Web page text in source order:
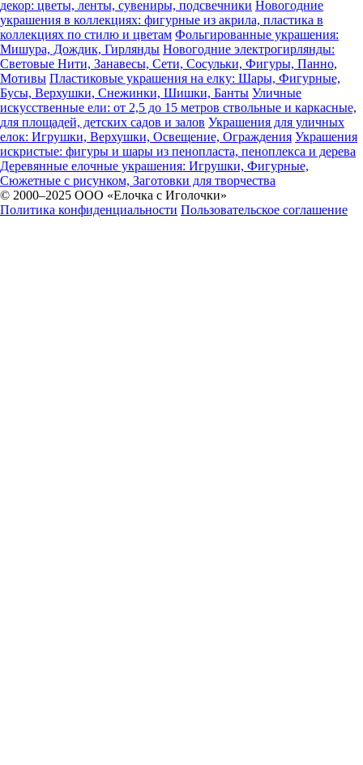
декор: цветы, ленты, сувениры, подсвечники Новогодние
украшения в коллекциях: фигурные из акрила, пластика в
коллекциях по стилю и цветам Фольгированные украшения:
Мишура, Дождик, Гирлянды Новогодние электрогирлянды:
Световые Нити, Занавесы, Сети, Сосульки, Фигуры, Панно,
Мотивы Пластиковые украшения на елку: Шары, Фигурные,
Бусы, Верхушки, Снежинки, Шишки, Банты Уличные
искусственные ели: от 2,5 до 15 метров ствольные и каркасные,
для площадей, детских садов и залов Украшения для уличных
елок: Игрушки, Верхушки, Освещение, Ограждения Украшения
искристые: фигуры и шары из пенопласта, пеноплекса и дерева
Деревянные елочные украшения: Игрушки, Фигурные,
Сюжетные с рисунком, Заготовки для творчества
© 2000–2025 ООО «Елочка с Иголочки»
Политика конфиденциальности Пользовательское соглашение